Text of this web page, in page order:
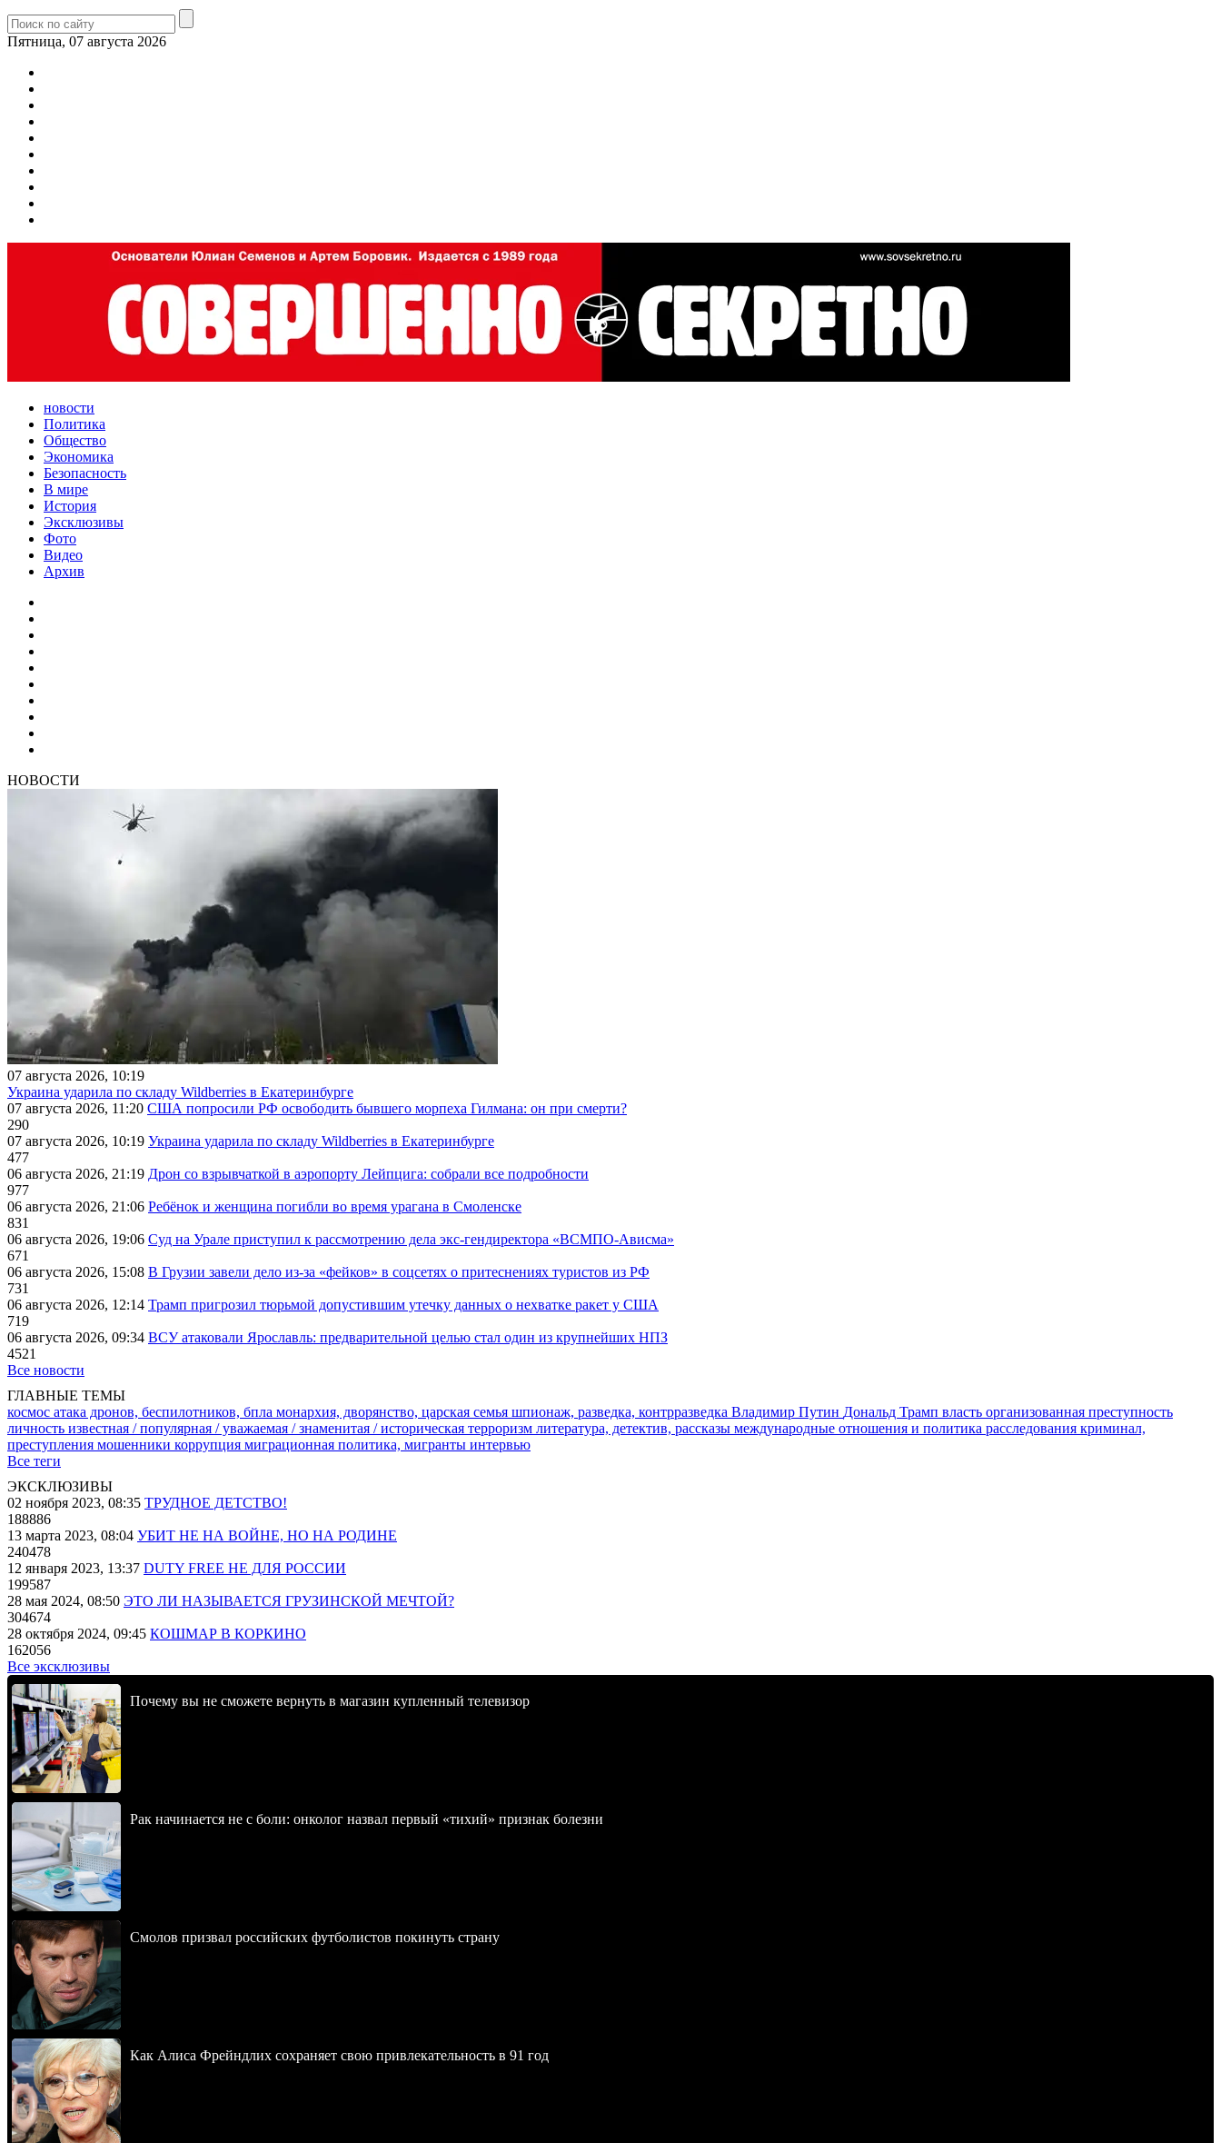
Пятница, 07 августа 2026
новости
Политика
Общество
Экономика
Безопасность
В мире
История
Эксклюзивы
Фото
Видео
Архив
НОВОСТИ
07 августа 2026, 10:19
Украина ударила по складу Wildberries в Екатеринбурге
07 августа 2026, 11:20 США попросили РФ освободить бывшего морпеха Гилмана: он при смерти?
290
07 августа 2026, 10:19 Украина ударила по складу Wildberries в Екатеринбурге
477
06 августа 2026, 21:19 Дрон со взрывчаткой в аэропорту Лейпцига: собрали все подробности
977
06 августа 2026, 21:06 Ребёнок и женщина погибли во время урагана в Смоленске
831
06 августа 2026, 19:06 Суд на Урале приступил к рассмотрению дела экс-гендиректора «ВСМПО-Ависма»
671
06 августа 2026, 15:08 В Грузии завели дело из-за «фейков» в соцсетях о притеснениях туристов из РФ
731
06 августа 2026, 12:14 Трамп пригрозил тюрьмой допустившим утечку данных о нехватке ракет у США
719
06 августа 2026, 09:34 ВСУ атаковали Ярославль: предварительной целью стал один из крупнейших НПЗ
4521
Все новости
ГЛАВНЫЕ ТЕМЫ
космос атака дронов, беспилотников, бпла монархия, дворянство, царская семья шпионаж, разведка, контрразведка Владимир Путин Дональд Трамп власть организованная преступность
личность известная / популярная / уважаемая / знаменитая / историческая терроризм литература, детектив, рассказы международные отношения и политика расследования криминал,
преступления мошенники коррупция миграционная политика, мигранты интервью
Все теги
ЭКСКЛЮЗИВЫ
02 ноября 2023, 08:35 ТРУДНОЕ ДЕТСТВО!
188886
13 марта 2023, 08:04 УБИТ НЕ НА ВОЙНЕ, НО НА РОДИНЕ
240478
12 января 2023, 13:37 DUTY FREE НЕ ДЛЯ РОССИИ
199587
28 мая 2024, 08:50 ЭТО ЛИ НАЗЫВАЕТСЯ ГРУЗИНСКОЙ МЕЧТОЙ?
304674
28 октября 2024, 09:45 КОШМАР В КОРКИНО
162056
Все эксклюзивы
Почему вы не сможете вернуть в магазин купленный телевизор
Рак начинается не с боли: онколог назвал первый «тихий» признак болезни
Смолов призвал российских футболистов покинуть страну
Как Алиса Фрейндлих сохраняет свою привлекательность в 91 год